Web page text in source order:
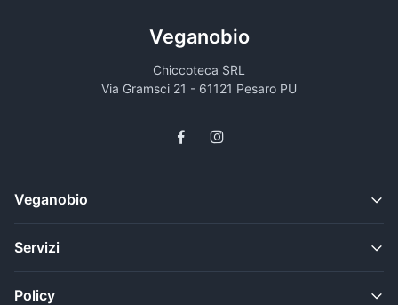
Veganobio
Chiccoteca SRL
Via Gramsci 21 - 61121 Pesaro PU
Veganobio
Servizi
Policy